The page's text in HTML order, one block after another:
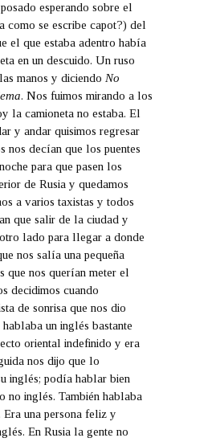
esperando sobre el
como se escribe capot?) del
el que estaba adentro había
en un descuido. Un ruso
manos y diciendo No
. Nos fuimos mirando a los
la camioneta no estaba. El
y andar quisimos regresar
nos decían que los puentes
para que pasen los
de Rusia y quedamos
a varios taxistas y todos
que salir de la ciudad y
lado para llegar a donde
nos salía una pequeña
que nos querían meter el
decidimos cuando
de sonrisa que nos dio
un inglés bastante
oriental indefinido y era
nos dijo que lo
inglés; podía hablar bien
no inglés. También hablaba
una persona feliz y
En Rusia la gente no